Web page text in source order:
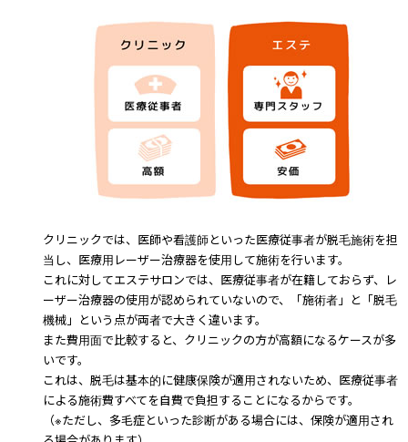
クリニックでは、医師や看護師といった医療従事者が脱毛施術を担
当し、医療用レーザー治療器を使用して施術を行います。
これに対してエステサロンでは、医療従事者が在籍しておらず、レ
ーザー治療器の使用が認められていないので、「施術者」と「脱毛
機械」という点が両者で大きく違います。
また費用面で比較すると、クリニックの方が高額になるケースが多
いです。
これは、脱毛は基本的に健康保険が適用されないため、医療従事者
による施術費すべてを自費で負担することになるからです。
（※ただし、多毛症といった診断がある場合には、保険が適用され